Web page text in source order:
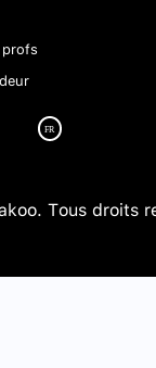
Tous droits